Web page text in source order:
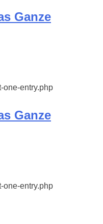
Ganze
one-entry.php
Ganze
one-entry.php